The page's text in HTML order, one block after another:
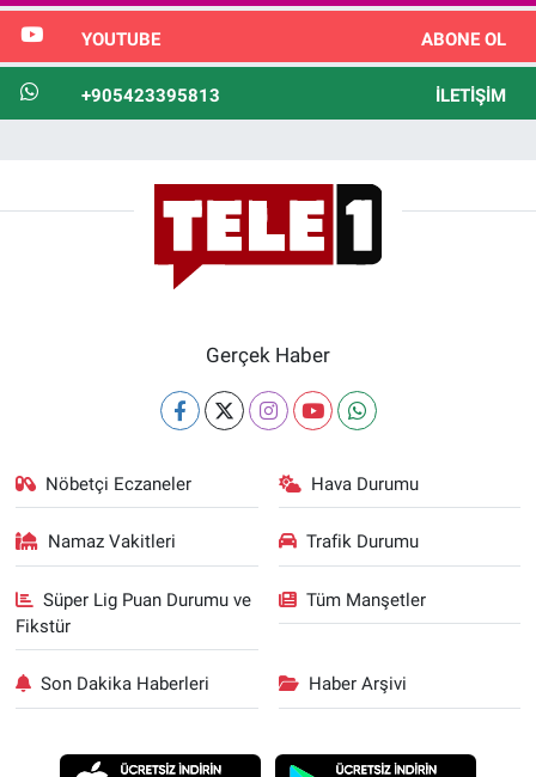
YOUTUBE ABONE OL
+905423395813 İLETIŞIM
Gerçek Haber
Nöbetçi Eczaneler Hava Durumu
Namaz Vakitleri Trafik Durumu
Süper Lig Puan Durumu ve
Fikstür
Tüm Manşetler
Son Dakika Haberleri Haber Arşivi